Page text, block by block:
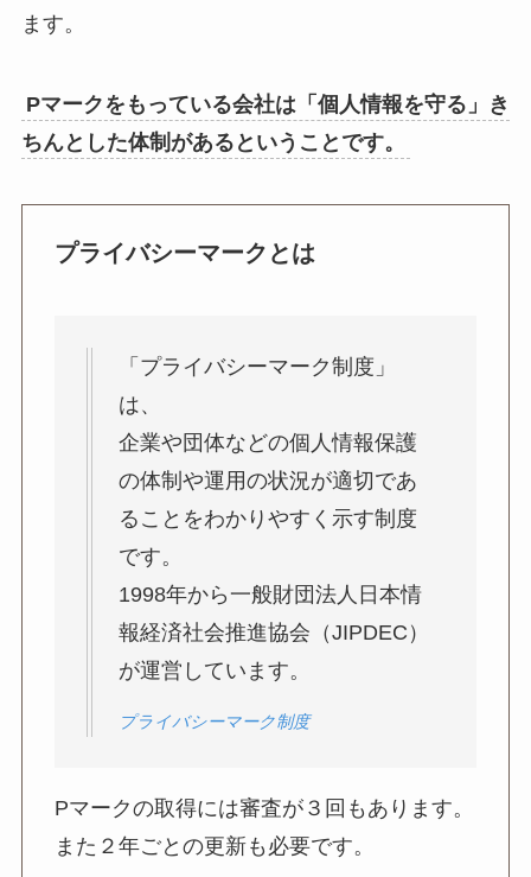
ます。
Pマークをもっている会社は「個人情報を守る」き
ちんとした体制があるということです。
プライバシーマークとは
「プライバシーマーク制度」
は、
企業や団体などの個人情報保護
の体制や運用の状況が適切であ
ることをわかりやすく示す制度
です。
1998年から一般財団法人日本情
報経済社会推進協会（JIPDEC）
が運営しています。
プライバシーマーク制度
Pマークの取得には審査が３回もあります。
また２年ごとの更新も必要です。